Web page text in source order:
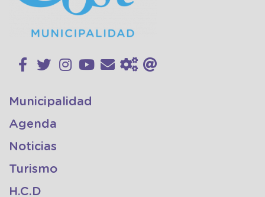
Municipalidad
Agenda
Noticias
Turismo
H.C.D